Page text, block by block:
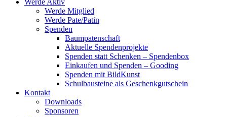
Werde Aktiv
Werde Mitglied
Werde Pate/Patin
Spenden
Baumpatenschaft
Aktuelle Spendenprojekte
Spenden statt Schenken – Spendenbox
Einkaufen und Spenden – Gooding
Spenden mit BildKunst
Schulbausteine als Geschenkgutschein
Kontakt
Downloads
Sponsoren